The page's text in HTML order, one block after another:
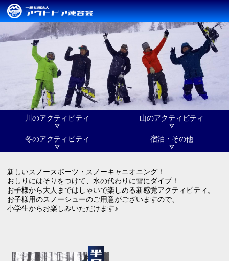
川のアクティビティ 山のアクティビティ
冬のアクティビティ 宿泊・その他
新しいスノースポーツ・スノーキャニオニング！
おしりにはそりをつけて、水の代わりに雪にダイブ！
お子様から大人まではしゃいで楽しめる新感覚アクティビティ。
お子様用のスノーシューのご用意がございますので、
小学生からお楽しみいただけます♪